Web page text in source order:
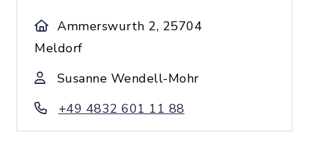
Ammerswurth 2, 25704
Meldorf
Susanne Wendell-Mohr
+49 4832 601 11 88